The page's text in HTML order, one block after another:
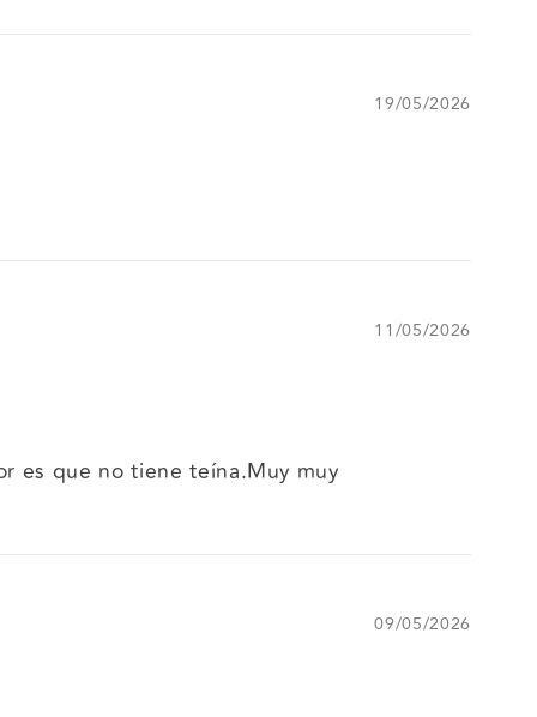
19/05/2026
11/05/2026
es que no tiene teína.Muy muy
09/05/2026